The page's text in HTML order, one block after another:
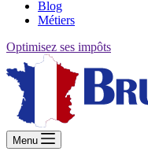
Blog
Métiers
Optimisez ses impôts
Menu